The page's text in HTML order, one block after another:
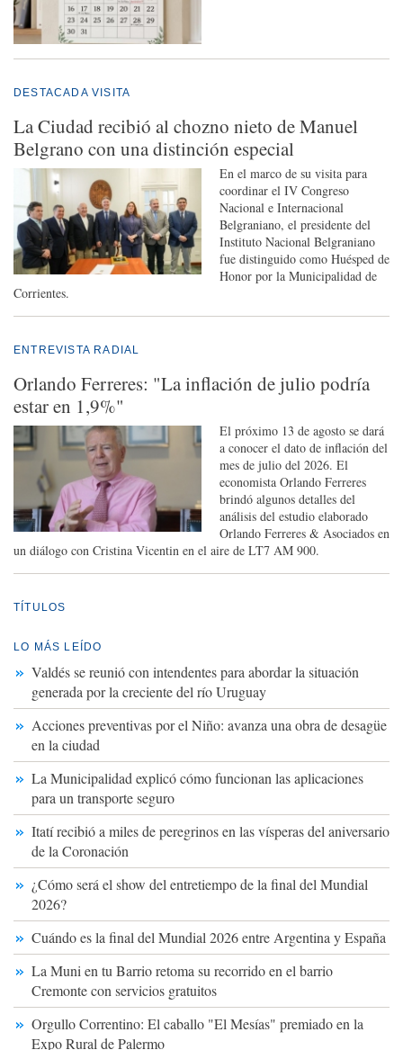
DESTACADA VISITA
La Ciudad recibió al chozno nieto de Manuel
Belgrano con una distinción especial
En el marco de su visita para
coordinar el IV Congreso
Nacional e Internacional
Belgraniano, el presidente del
Instituto Nacional Belgraniano
fue distinguido como Huésped de
Honor por la Municipalidad de
Corrientes.
ENTREVISTA RADIAL
Orlando Ferreres: "La inflación de julio podría
estar en 1,9%"
El próximo 13 de agosto se dará
a conocer el dato de inflación del
mes de julio del 2026. El
economista Orlando Ferreres
brindó algunos detalles del
análisis del estudio elaborado
Orlando Ferreres & Asociados en
un diálogo con Cristina Vicentin en el aire de LT7 AM 900.
TÍTULOS
LO MÁS LEÍDO
Valdés se reunió con intendentes para abordar la situación
generada por la creciente del río Uruguay
Acciones preventivas por el Niño: avanza una obra de desagüe
en la ciudad
La Municipalidad explicó cómo funcionan las aplicaciones
para un transporte seguro
Itatí recibió a miles de peregrinos en las vísperas del aniversario
de la Coronación
¿Cómo será el show del entretiempo de la final del Mundial
2026?
Cuándo es la final del Mundial 2026 entre Argentina y España
La Muni en tu Barrio retoma su recorrido en el barrio
Cremonte con servicios gratuitos
Orgullo Correntino: El caballo "El Mesías" premiado en la
Expo Rural de Palermo